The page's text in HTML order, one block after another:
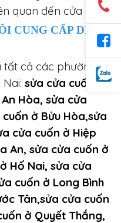
quan đến cửa cuốn.
CUNG CẤP DỊCH
tất cả các phường
sửa cửa cuốn ở
Hòa, sửa cửa
ở Bửu Hòa,sửa
cửa cuốn ở Hiệp
An, sửa cửa cuốn ở
Hố Nai, sửa cửa
cuốn ở Long Bình
Tân,sửa cửa cuốn
ở Quyết Thắng,